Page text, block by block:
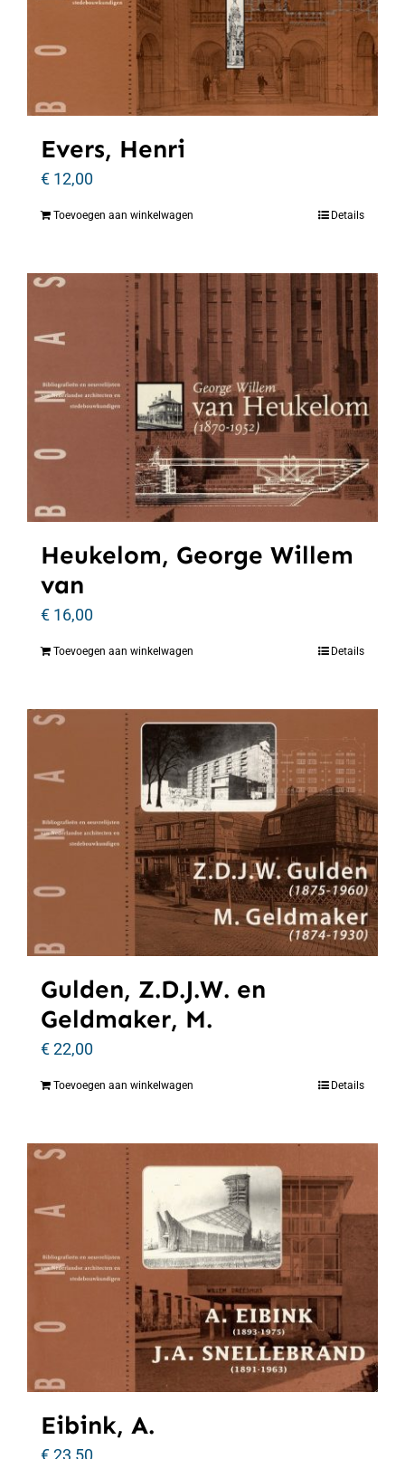
Evers, Henri
€ 12,00
Toevoegen aan winkelwagen Details
Heukelom, George Willem
van
€ 16,00
Toevoegen aan winkelwagen Details
Gulden, Z.D.J.W. en
Geldmaker, M.
€22,00
Toevoegen aan winkelwagen Details
Eibink, A.
€23,50